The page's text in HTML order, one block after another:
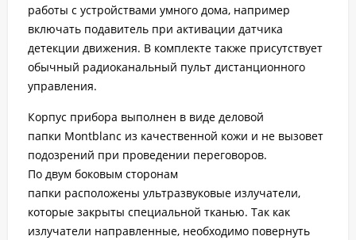
работы с устройствами умного дома, например
включать подавитель при активации датчика
детекции движения. В комплекте также присутствует
обычный радиоканальный пульт дистанционного
управления.
Корпус прибора выполнен в виде деловой
папки Montblanc из качественной кожи и не вызовет
подозрений при проведении переговоров.
По двум боковым сторонам
папки расположены ультразвуковые излучатели,
которые закрыты специальной тканью. Так как
излучатели направленные, необходимо повернуть